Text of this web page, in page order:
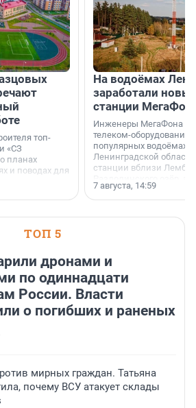
топ-
«СЗ
планах
и поводах для
На водоёмах
заработали
станции
Инженеры МегаФона
телеком-оборудование
популярных водоёмах
Ленинградской
станции вблизи
недалеко от Большого
водопада.
7 августа, 14:59
ТОП 5
дронами и
по одиннадцати
России. Власти
о погибших и раненых
мирных граждан. Татьяна
почему ВСУ атакует склады